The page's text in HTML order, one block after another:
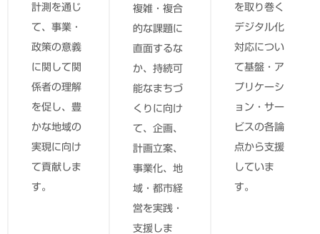
計測を通じ
て、事業・
政策の意義
に関して関
係者の理解
を促し、豊
かな地域の
実現に向け
て貢献しま
す。
を取り巻く
デジタル化
対応につい
て基盤・ア
プリケーシ
ョン・サー
ビスの各論
点から支援
していま
す。
複雑・複合
的な課題に
直面するな
か、持続可
能なまちづ
くりに向け
て、企画、
計画立案、
事業化、地
域・都市経
営を実践・
支援しま